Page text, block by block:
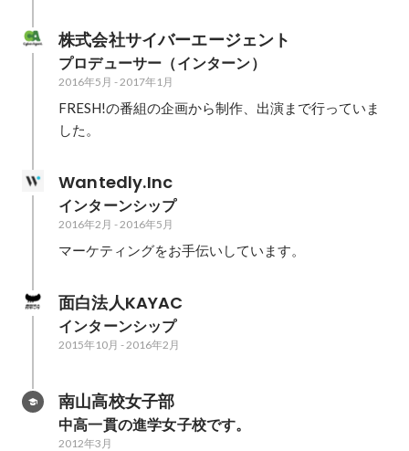
株式会社サイバーエージェント
プロデューサー（インターン）
2016年5月 -2017年1月
FRESH!の番組の企画から制作、出演まで行っていま
した。
Wantedly.Inc
インターンシップ
2016年2月 -2016年5月
マーケティングをお手伝いしています。
面白法人KAYAC
インターンシップ
2015年10月 -2016年2月
南山高校女子部
中高一貫の進学女子校です。
2012年3月